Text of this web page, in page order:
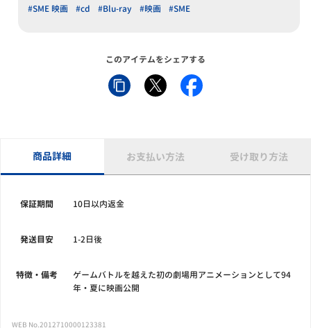
#SME 映画
#cd #Blu-ray #映画 #SME
このアイテムをシェアする
商品詳細 お支払い方法 受け取り方法
保証期間 10日以内返金
発送目安 1-2日後
特徴・備考
ゲームバトルを越えた初の劇場用アニメーションとして94
年・夏に映画公開
WEB No.2012710000123381